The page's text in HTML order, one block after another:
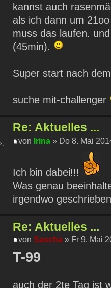
kannst auch
als ich dann um
muss das laufen.
(45min).
Super start nach
suche mit-challenger
Re: Aktuelles ...
von Irina » Do 8. Mai
Ich bin dabei!!!
Was genau
irgendwo
Re: Aktuelles ...
vonSascha » Fr 9. Mai
T-99
auch der 2te Tag ist